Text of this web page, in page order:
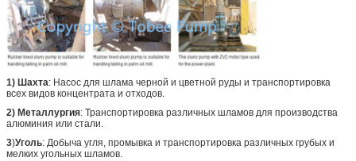
1) Шахта: Насос для шлама черной и цветной руды и транспортировка
всех видов концентрата и отходов.
2) Металлургия: Транспортировка различных шламов для производства
алюминия или стали.
3)Уголь: Добыча угля, промывка и транспортировка различных грубых и
мелких угольных шламов.